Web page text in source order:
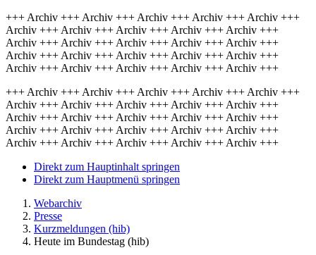
+++ Archiv +++ Archiv +++ Archiv +++ Archiv +++ Archiv +++
Archiv +++ Archiv +++ Archiv +++ Archiv +++ Archiv +++
Archiv +++ Archiv +++ Archiv +++ Archiv +++ Archiv +++
Archiv +++ Archiv +++ Archiv +++ Archiv +++ Archiv +++
Archiv +++ Archiv +++ Archiv +++ Archiv +++ Archiv +++
+++ Archiv +++ Archiv +++ Archiv +++ Archiv +++ Archiv +++
Archiv +++ Archiv +++ Archiv +++ Archiv +++ Archiv +++
Archiv +++ Archiv +++ Archiv +++ Archiv +++ Archiv +++
Archiv +++ Archiv +++ Archiv +++ Archiv +++ Archiv +++
Archiv +++ Archiv +++ Archiv +++ Archiv +++ Archiv +++
Direkt zum Hauptinhalt springen
Direkt zum Hauptmenü springen
Webarchiv
Presse
Kurzmeldungen (hib)
Heute im Bundestag (hib)